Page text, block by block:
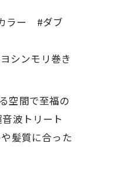
ラー #ダブ
ンモリ巻き
空間で至福の
波トリート
髪質に合った